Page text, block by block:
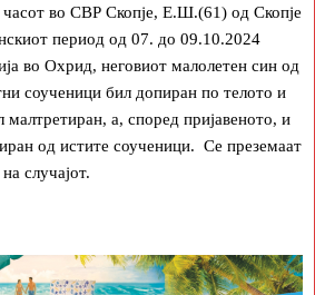
во СВР Скопје, Е.Ш.(61) од Скопје
период од 07. до 09.10.2024
во Охрид, неговиот малолетен син од
соученици бил допиран по телото и
а, според пријавеното, и
од истите соученици. Се преземаат
случајот.